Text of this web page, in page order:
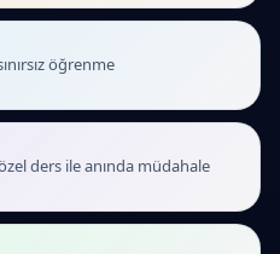
öğrenme
ders ile anında müdahale